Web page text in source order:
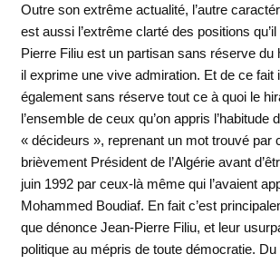
Outre son extrême actualité, l’autre
est aussi l’extrême clarté des positions
Pierre Filiu est un partisan sans réserve du
il exprime une vive admiration. Et de ce fait
également sans réserve tout ce à quoi le
l’ensemble de ceux qu’on appris l’habitude
« décideurs », reprenant un mot trouvé par
brièvement Président de l’Algérie avant
juin 1992 par ceux-là même qui l’avaient
Mohammed Boudiaf. En fait c’est
que dénonce Jean-Pierre Filiu, et leur
politique au mépris de toute démocratie. Du